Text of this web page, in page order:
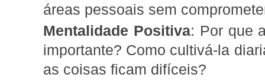
áreas pessoais sem
Mentalidade Positiva: Por que
importante? Como cultivá-la
as coisas ficam difíceis?